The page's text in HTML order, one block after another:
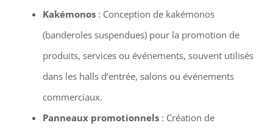
Kakémonos: Conception de kakémonos
(banderoles suspendues) pour la promotion de
produits, services ou événements, souvent utilisés
dans les halls d’entrée, salons ou événements
commerciaux.
Panneaux promotionnels: Création de